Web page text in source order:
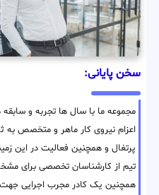
سخن پایانی:
مجموعه ما با سال ها تجربه و سابقه
اعزام نیروی کار ماهر و متخصص به
پرتغال و همچنین فعالیت در این
تیم از کارشناسان تخصصی برای
همچنین یک کادر مجرب اجرایی جهت